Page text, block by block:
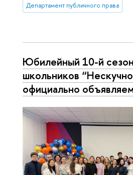
Департамент публичного права
Юбилейный 10-й
школьников
официально